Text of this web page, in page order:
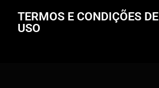
TERMOS E CONDIÇÕES DE
USO